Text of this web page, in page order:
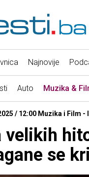
Najnovije
Auto Muzika &
/ 12:00 Muzika i Film -
velikih
se